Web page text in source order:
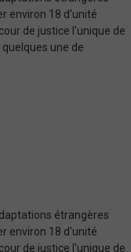
environ 18 d'unité
de justice l'unique de
une de
étrangères
environ 18 d'unité
de justice l'unique de